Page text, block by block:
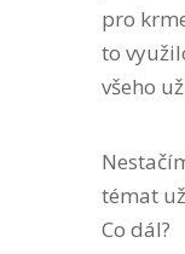
pro
to
všeho
témat
Co dál?